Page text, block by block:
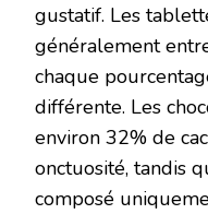
gustatif. Les
généralement
chaque
différente. Les
environ 32% de
onctuosité, tandis
composé